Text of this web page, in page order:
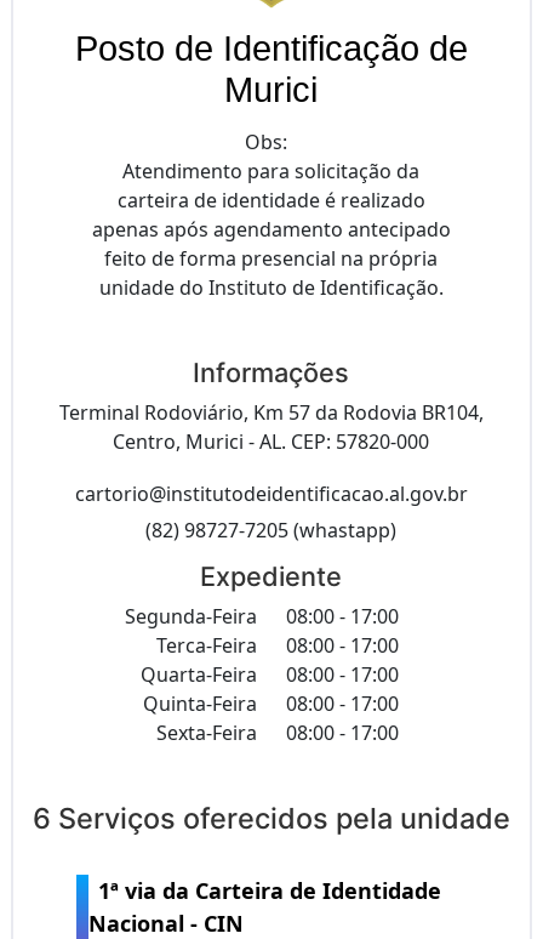
Posto de Identificação de
Murici
Obs:
Atendimento para solicitação da
carteira de identidade é realizado
apenas após agendamento antecipado
feito de forma presencial na própria
unidade do Instituto de Identificação.
Informações
Terminal Rodoviário, Km 57 da Rodovia BR104,
Centro, Murici - AL. CEP: 57820-000
cartorio@institutodeidentificacao.al.gov.br
(82) 98727-7205 (whastapp)
Expediente
Segunda-Feira
08:00 - 17:00
Terca-Feira
08:00 - 17:00
Quarta-Feira
08:00 - 17:00
Quinta-Feira
08:00 - 17:00
Sexta-Feira
08:00 - 17:00
6 Serviços oferecidos pela unidade
1ª via da Carteira de Identidade
Nacional - CIN